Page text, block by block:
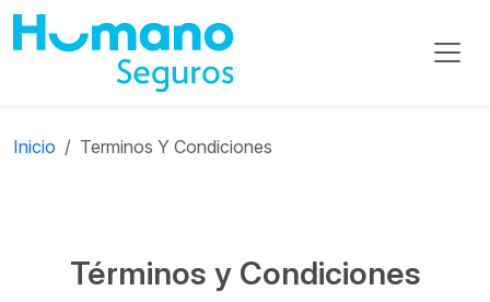
Inicio Terminos Y Condiciones
Términos y Condiciones